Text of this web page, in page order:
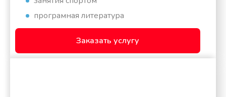
програмная литература
Заказать услугу